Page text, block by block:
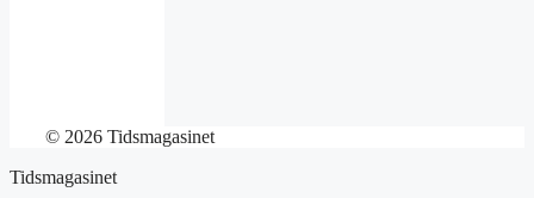
© 2026 Tidsmagasinet
Tidsmagasinet